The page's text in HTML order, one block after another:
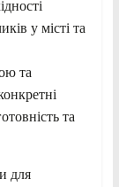
у місті та
та
та
для